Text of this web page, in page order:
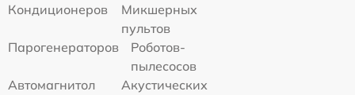
Кондиционеров
Микшерных
пультов
Парогенераторов
Роботов-
пылесосов
Автомагнитол
Акустических